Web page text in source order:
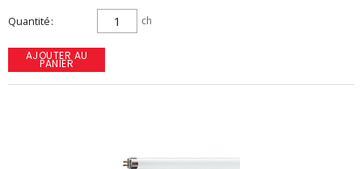
Quantité ch
AJOUTER AU
PANIER